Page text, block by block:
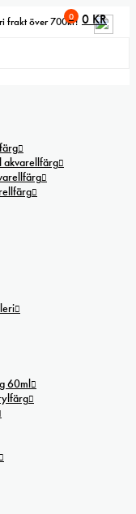
frakt över 700kr!
0 0 KR
akvarellfärg
60ml